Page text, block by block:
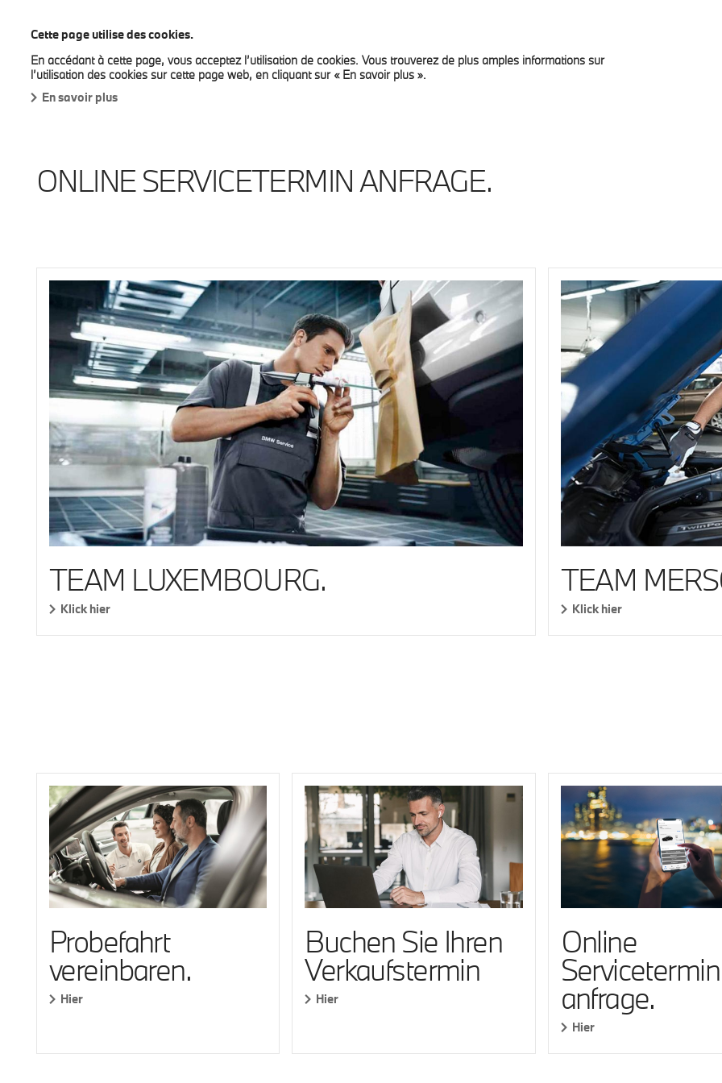
Cette page utilise des cookies.
En accédant à cette page, vous acceptez l’utilisation de cookies. Vous trouverez de plus amples informations sur
l’utilisation des cookies sur cette page web, en cliquant sur « En savoir plus ».
En savoir plus
Neue Modelle Sofort verfügbare Neuwagen Dienste Private Lease News
BMW Bilia Luxembourg
ONLINE SERVICETERMIN ANFRAGE.
TEAM LUXEMBOURG.
Klick hier
TEAM
Klick hier
Probefahrt
vereinbaren.
Hier
Buchen Sie Ihren
Verkaufstermin
Hier
Online
Servicetermin
anfrage.
Hier